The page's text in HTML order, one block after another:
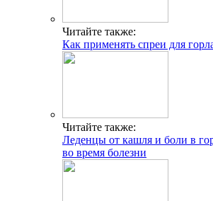
Читайте также:
Как применять спреи для
Читайте также:
Леденцы от кашля и боли в
во время болезни